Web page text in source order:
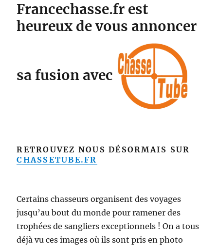
Francechasse.fr est
heureux de vous annoncer
sa fusion avec
RETROUVEZ NOUS DÉSORMAIS SUR
CHASSETUBE.FR
Certains chasseurs organisent des voyages
jusqu’au bout du monde pour ramener des
trophées de sangliers exceptionnels ! On a tous
déjà vu ces images où ils sont pris en photo